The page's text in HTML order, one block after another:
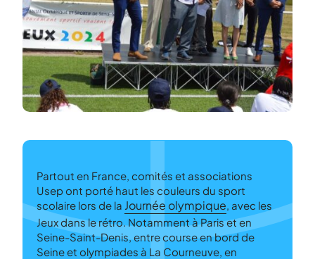
Partout en France, comités et associations
Usep ont porté haut les couleurs du sport
scolaire lors de la Journée olympique, avec les
Jeux dans le rétro. Notamment à Paris et en
Seine-Saint-Denis, entre course en bord de
Seine et olympiades à La Courneuve, en